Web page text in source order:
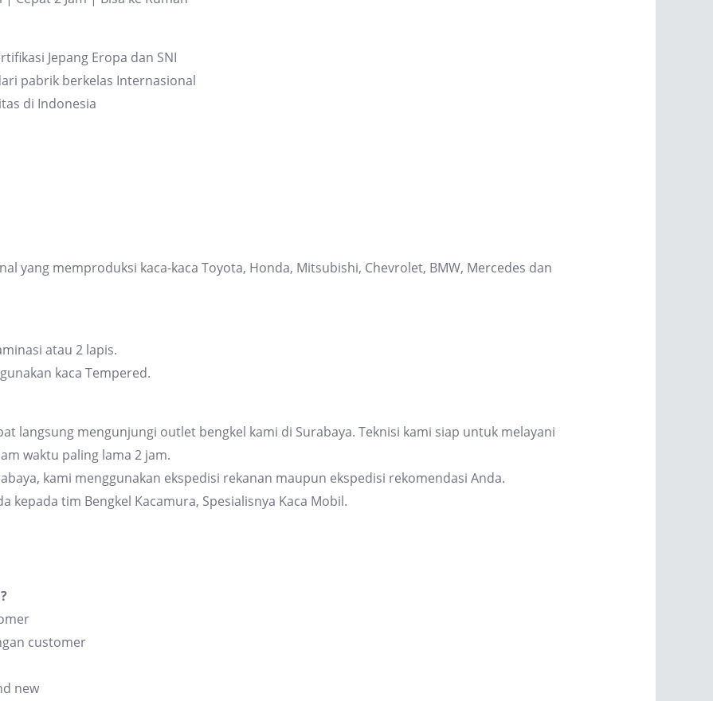
Jepang Eropa dan SNI
pabrik berkelas Internasional
di Indonesia
yang memproduksi kaca-kaca Toyota, Honda, Mitsubishi, Chevrolet, BMW, Mercedes dan
atau 2 lapis.
kaca Tempered.
langsung mengunjungi outlet bengkel kami di Surabaya. Teknisi kami siap untuk melayani
waktu paling lama 2 jam.
kami menggunakan ekspedisi rekanan maupun ekspedisi rekomendasi Anda.
kepada tim Bengkel Kacamura, Spesialisnya Kaca Mobil.
customer
new